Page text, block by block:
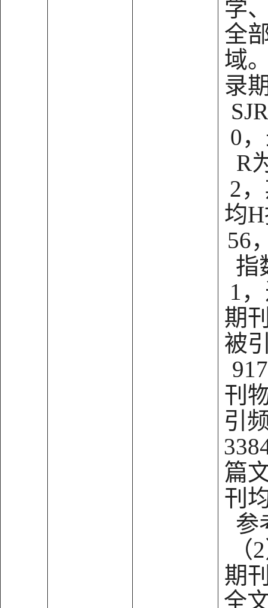
学
全
域
录
0
R
2
均
56
指
1
期
被
刊
引
篇
刊
参
（
期
全